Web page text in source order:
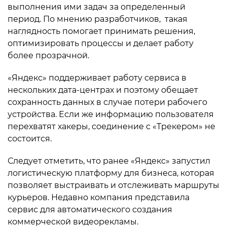
выполнения ими задач за определенный
период. По мнению разработчиков, такая
наглядность помогает принимать решения,
оптимизировать процессы и делает работу
более прозрачной.
«Яндекс» поддерживает работу сервиса в
нескольких дата-центрах и поэтому обещает
сохранность данных в случае потери рабочего
устройства. Если же информацию пользователя
перехватят хакеры, соединение с «Трекером» не
состоится.
Следует отметить, что ранее «Яндекс» запустил
логистическую платформу для бизнеса, которая
позволяет выстраивать и отслеживать маршруты
курьеров. Недавно компания представила
сервис для автоматического создания
коммерческой видеорекламы.